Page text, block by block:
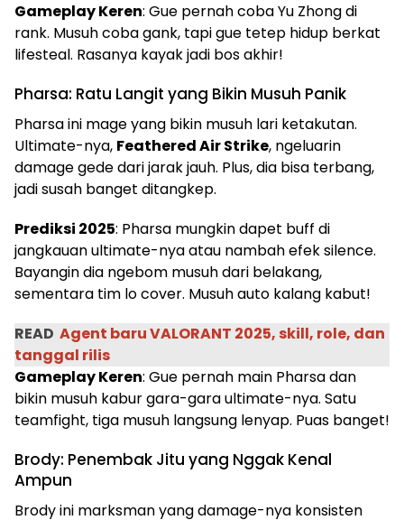
Gameplay Keren: Gue pernah coba Yu Zhong di
rank. Musuh coba gank, tapi gue tetep hidup berkat
lifesteal. Rasanya kayak jadi bos akhir!
Pharsa: Ratu Langit yang Bikin Musuh Panik
Pharsa ini mage yang bikin musuh lari ketakutan.
Ultimate-nya, Feathered Air Strike, ngeluarin
damage gede dari jarak jauh. Plus, dia bisa terbang,
jadi susah banget ditangkep.
Prediksi 2025: Pharsa mungkin dapet buff di
jangkauan ultimate-nya atau nambah efek silence.
Bayangin dia ngebom musuh dari belakang,
sementara tim lo cover. Musuh auto kalang kabut!
READ Agent baru VALORANT 2025, skill, role, dan
tanggal rilis
Gameplay Keren: Gue pernah main Pharsa dan
bikin musuh kabur gara-gara ultimate-nya. Satu
teamfight, tiga musuh langsung lenyap. Puas banget!
Brody: Penembak Jitu yang Nggak Kenal
Ampun
Brody ini marksman yang damage-nya konsisten